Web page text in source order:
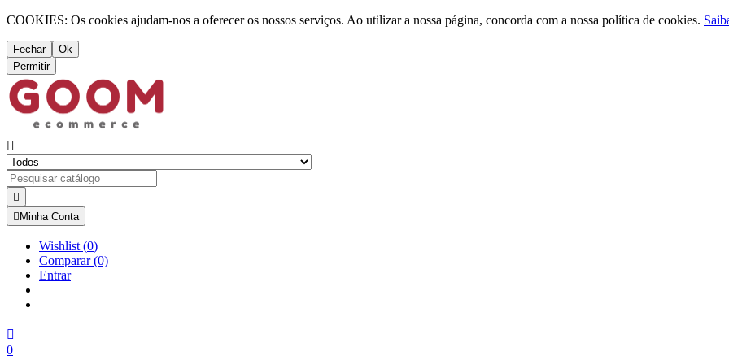
COOKIES: Os cookies ajudam-nos a oferecer os nossos serviços. Ao utilizar a nossa página, concorda com a nossa política de cookies.
Fechar
Ok
Permitir


 Minha Conta
Wishlist (0)
Comparar(0)
Entrar

0